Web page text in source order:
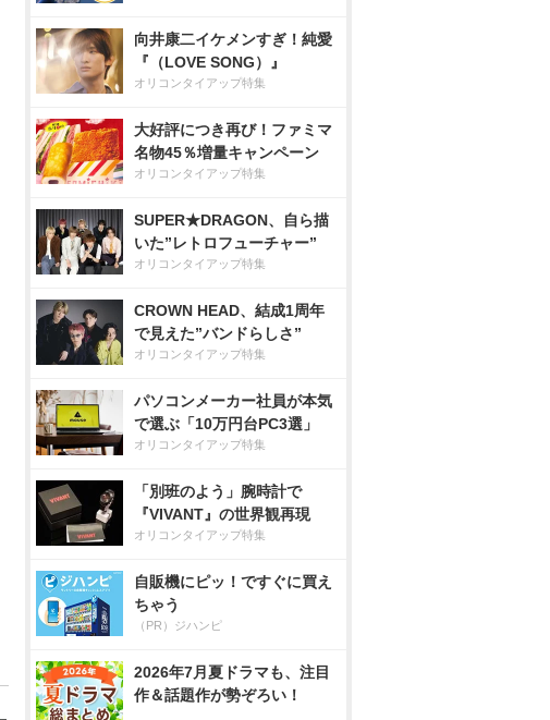
向井康二イケメンすぎ！純愛
『（LOVE SONG）』
オリコンタイアップ特集
大好評につき再び！ファミマ
名物45％増量キャンペーン
オリコンタイアップ特集
SUPER★DRAGON、自ら描
いた”レトロフューチャー”
オリコンタイアップ特集
CROWN HEAD、結成1周年
で見えた”バンドらしさ”
オリコンタイアップ特集
パソコンメーカー社員が本気
で選ぶ「10万円台PC3選」
オリコンタイアップ特集
「別班のよう」腕時計で
『VIVANT』の世界観再現
オリコンタイアップ特集
自販機にピッ！ですぐに買え
ちゃう
（PR）ジハンピ
2026年7月夏ドラマも、注目
作＆話題作が勢ぞろい！